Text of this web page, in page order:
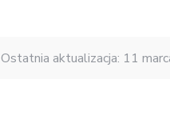
Ostatnia aktualizacja: 11